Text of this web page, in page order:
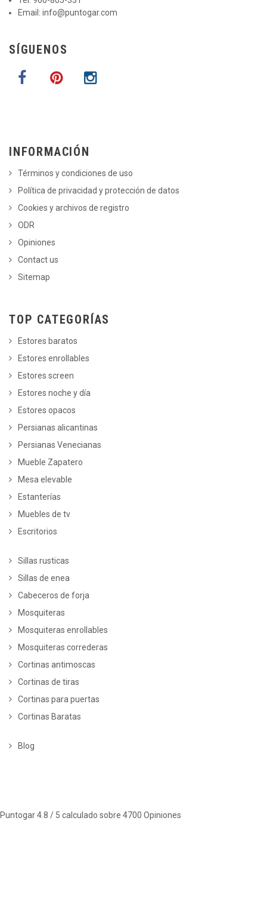
Email: info@puntogar.com
SÍGUENOS
INFORMACIÓN
Términos y condiciones de uso
Política de privacidad y protección de datos
Cookies y archivos de registro
ODR
Opiniones
Contact us
Sitemap
TOP CATEGORÍAS
Estores baratos
Estores enrollables
Estores screen
Estores noche y día
Estores opacos
Persianas alicantinas
Persianas Venecianas
Mueble Zapatero
Mesa elevable
Estanterías
Muebles de tv
Escritorios
Sillas rusticas
Sillas de enea
Cabeceros de forja
Mosquiteras
Mosquiteras enrollables
Mosquiteras correderas
Cortinas antimoscas
Cortinas de tiras
Cortinas para puertas
Cortinas Baratas
Blog
Puntogar4.8 / 5 calculado sobre 4700 Opiniones